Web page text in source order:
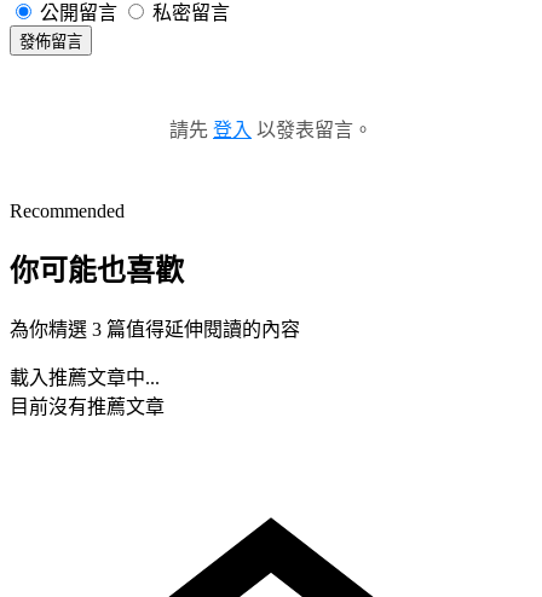
公開留言 私密留言
發佈留言
請先 登入 以發表留言。
Recommended
你可能也喜歡
為你精選 3 篇值得延伸閱讀的內容
載入推薦文章中...
目前沒有推薦文章